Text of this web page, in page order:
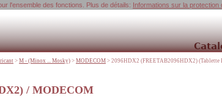
l'ensemble des fonctions. Plus de détails: Informations sur la protection
/ MODECOM
> M - (Minox ... Mosky) > MODECOM > 2096HDX2 (FREETAB2096HDX2) (Tablette